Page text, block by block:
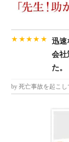
迅速
会社
た。
by 死亡事故を起こ
★★★★★